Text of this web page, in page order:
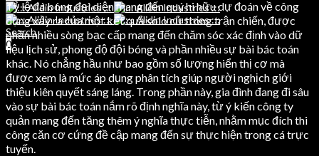
Search
0
Tỷ lệ đá bóng đại diện mang đến quý hi hữu dự đoán về công
dụng xảy ra của một kết quả solo cử trong trận chiến, được
phần nhiều sòng bạc cấp mang đến chăm sóc xác định vào dữ
liệu lịch sử, phong độ đội bóng và phần nhiều sự bài bác toán
khác. Nó chẳng hầu như bao gồm số lượng hiển thị cơ mà
được xem là mức áp dụng phân tích giúp người nghịch giới
thiệu kiên quyết sáng láng. Trong phần này, gia đình đang đi sâu
vào sự bài bác toán nắm rõ định nghĩa này, từ ý kiến công ty
quản mang đến tăng thêm ý nghĩa thực tiễn, nhằm mục đích thi
công căn cơ cứng đề cập mang đến sự thực hiện trong cá trực
tuyến.